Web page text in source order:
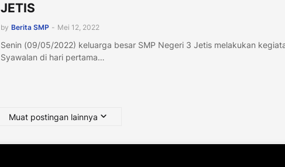
JETIS
by Berita SMP - Mei 12, 2022
Senin (09/05/2022) keluarga besar SMP Negeri 3 Jetis melakukan
Syawalan di hari pertama…
Muat postingan lainnya